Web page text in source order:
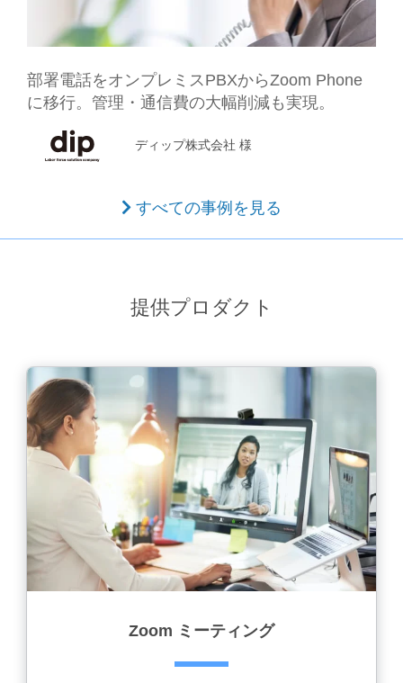
部署電話をオンプレミスPBXからZoom Phone
に移行。 管理・通信費の大幅削減も実現。
ディップ株式会社 様
すべての事例を見る
提供プロダクト
Zoom ミーティング